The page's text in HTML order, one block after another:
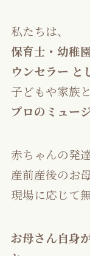
私たちは、
保育士・幼稚
ウンセラー と
子どもや家族
プロのミュー
赤ちゃんの発達
産前産後のお
現場に応じて
お母さん自身